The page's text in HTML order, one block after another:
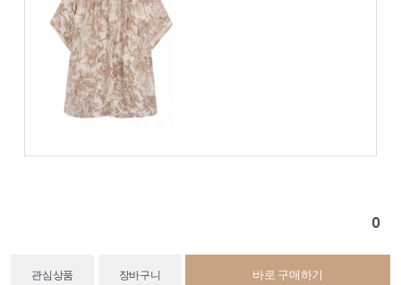
0
관심상품 장바구니 바로 구매하기